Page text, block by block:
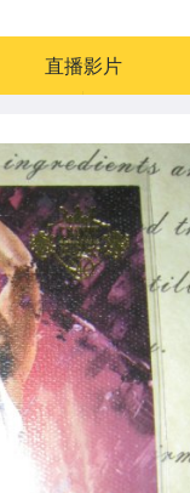
直播影片